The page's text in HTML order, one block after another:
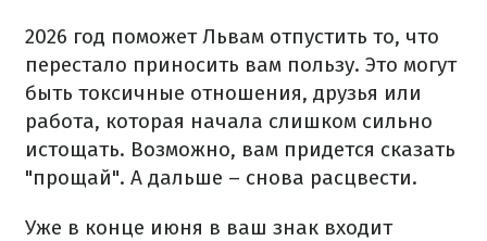
2026 год поможет Львам отпустить то, что
перестало приносить вам пользу. Это могут
быть токсичные отношения, друзья или
работа, которая начала слишком сильно
истощать. Возможно, вам придется сказать
"прощай". А дальше – снова расцвести.
Уже в конце июня в ваш знак входит